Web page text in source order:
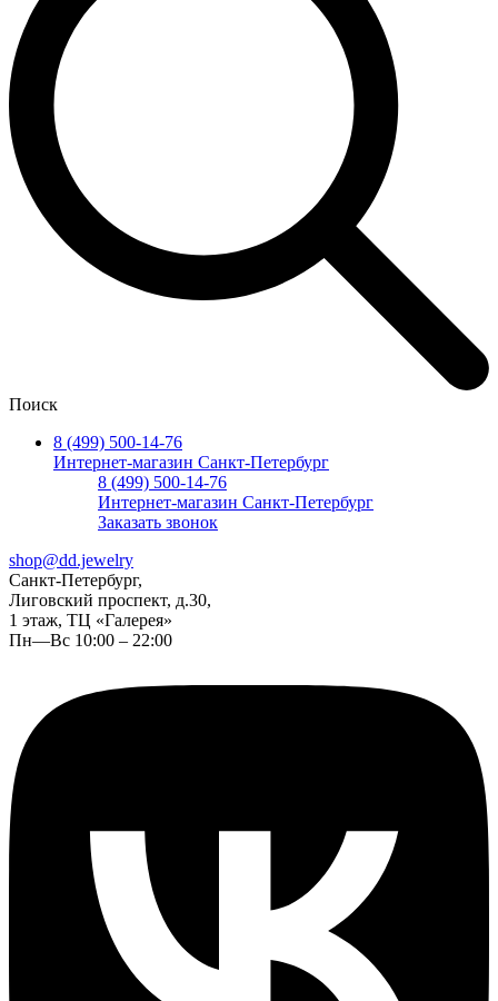
Поиск
8 (499) 500-14-76
Интернет-магазин Санкт-Петербург
8 (499) 500-14-76
Интернет-магазин Санкт-Петербург
Заказать звонок
shop@dd.jewelry
Санкт-Петербург,
Лиговский проспект, д.30,
1 этаж, ТЦ «Галерея»
Пн—Вс 10:00 – 22:00